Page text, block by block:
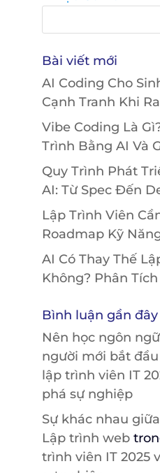
Bài viết mới
AI Coding Cho
Cạnh Tranh Khi
Vibe Coding Là
Trình Bằng AI Và
Quy Trình Phát
AI: Từ Spec Đến
Lập Trình Viên
Roadmap Kỹ
AI Có Thay Thế
Không? Phân
Bình luận gần đây
Nên học ngôn
người mới bắt đầu
lập trình viên IT
phá sự nghiệp
Sự khác nhau
Lập trình web
trình viên IT 2025